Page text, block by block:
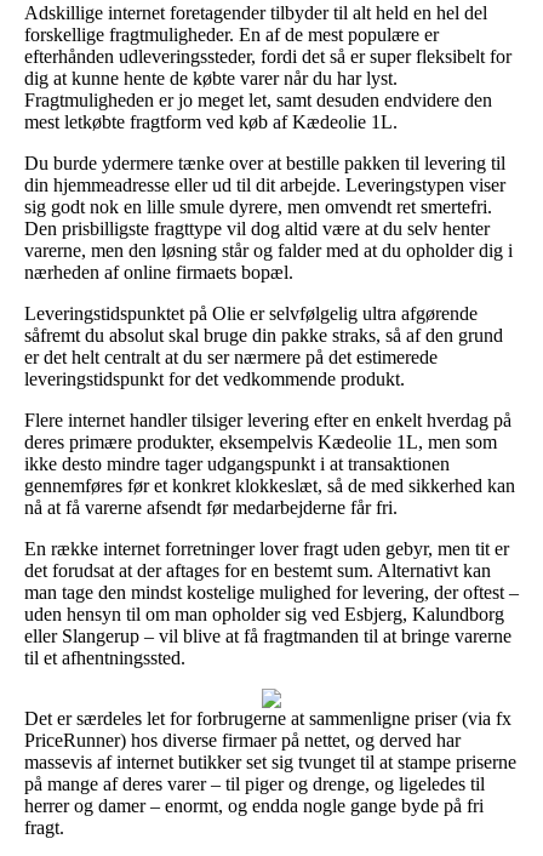
Adskillige internet foretagender tilbyder til alt held en hel del
forskellige fragtmuligheder. En af de mest populære er
efterhånden udleveringssteder, fordi det så er super fleksibelt for
dig at kunne hente de købte varer når du har lyst.
Fragtmuligheden er jo meget let, samt desuden endvidere den
mest letkøbte fragtform ved køb af Kædeolie 1L.
Du burde ydermere tænke over at bestille pakken til levering til
din hjemmeadresse eller ud til dit arbejde. Leveringstypen viser
sig godt nok en lille smule dyrere, men omvendt ret smertefri.
Den prisbilligste fragttype vil dog altid være at du selv henter
varerne, men den løsning står og falder med at du opholder dig i
nærheden af online firmaets bopæl.
Leveringstidspunktet på Olie er selvfølgelig ultra afgørende
såfremt du absolut skal bruge din pakke straks, så af den grund
er det helt centralt at du ser nærmere på det estimerede
leveringstidspunkt for det vedkommende produkt.
Flere internet handler tilsiger levering efter en enkelt hverdag på
deres primære produkter, eksempelvis Kædeolie 1L, men som
ikke desto mindre tager udgangspunkt i at transaktionen
gennemføres før et konkret klokkeslæt, så de med sikkerhed kan
nå at få varerne afsendt før medarbejderne får fri.
En række internet forretninger lover fragt uden gebyr, men tit er
det forudsat at der aftages for en bestemt sum. Alternativt kan
man tage den mindst kostelige mulighed for levering, der oftest –
uden hensyn til om man opholder sig ved Esbjerg, Kalundborg
eller Slangerup – vil blive at få fragtmanden til at bringe varerne
til et afhentningssted.
Det er særdeles let for forbrugerne at sammenligne priser (via fx
PriceRunner) hos diverse firmaer på nettet, og derved har
massevis af internet butikker set sig tvunget til at stampe priserne
på mange af deres varer – til piger og drenge, og ligeledes til
herrer og damer – enormt, og endda nogle gange byde på fri
fragt.